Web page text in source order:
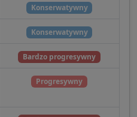
Konserwatywny
Konserwatywny
Bardzo progresywny
Progresywny